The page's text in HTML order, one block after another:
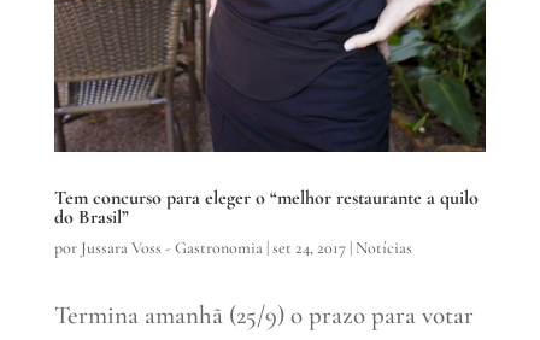
Tem concurso para eleger o “melhor restaurante a quilo
do Brasil”
por Jussara Voss - Gastronomia|set 24, 2017| Notícias
Termina amanhã (25/9) o prazo para votar